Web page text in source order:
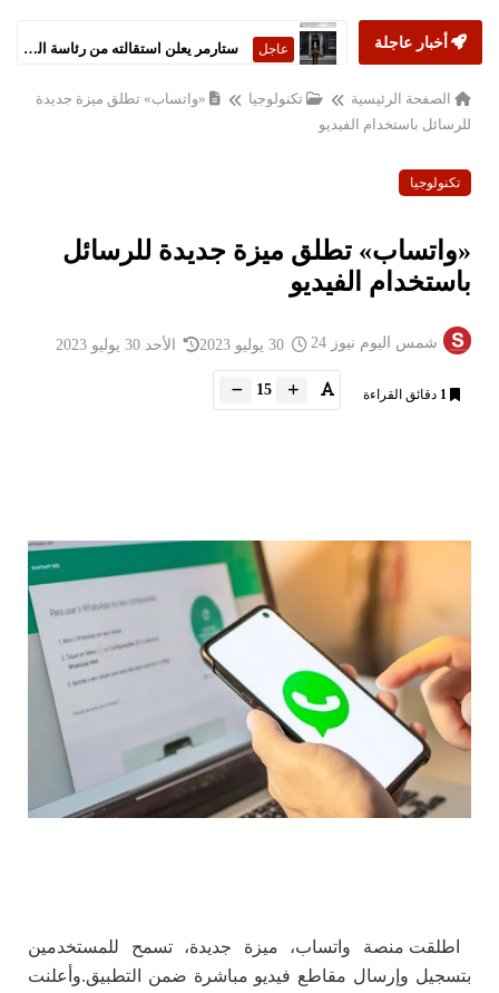
أخبار عاجلة عاجل
الصفحة الرئيسية تكنولوجيا
«واتساب» تطلق ميزة جديدة
للرسائل باستخدام الفيديو
تكنولوجيا
«واتساب» تطلق ميزة جديدة للرسائل
باستخدام الفيديو
شمس اليوم نيوز 24 الأحد 30 يوليو 2023
1 دقائق القراءة 15
اطلقت منصة واتساب، ميزة جديدة، تسمح للمستخدمين
بتسجيل وإرسال مقاطع فيديو مباشرة ضمن التطبيق.وأعلنت